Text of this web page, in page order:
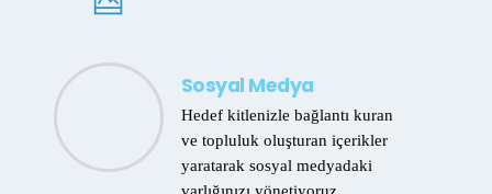
Sosyal Medya
Hedef kitlenizle bağlantı kuran
ve topluluk oluşturan içerikler
yaratarak sosyal medyadaki
varlığınızı yönetiyoruz.